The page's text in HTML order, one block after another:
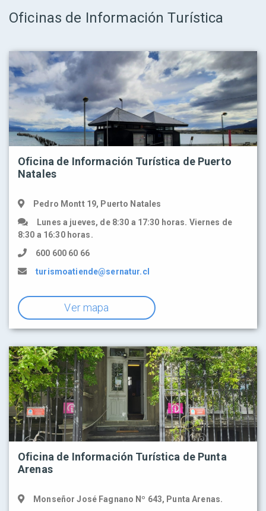
Oficinas de Información Turística
Oficina de Información Turística de Puerto
Natales
Pedro Montt 19, Puerto Natales
Lunes a jueves, de 8:30 a 17:30 horas. Viernes de
8:30 a 16:30 horas.
600 600 60 66
turismoatiende@sernatur.cl
Ver mapa
Oficina de Información Turística de Punta
Arenas
Monseñor José Fagnano Nº 643, Punta Arenas.